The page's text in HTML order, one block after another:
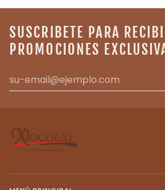
SUSCRIBETE PARA
PROMOCIONES